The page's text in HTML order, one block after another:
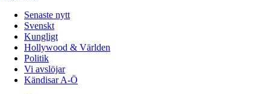
Senaste nytt
Svenskt
Kungligt
Hollywood & Världen
Politik
Vi avslöjar
Kändisar A-Ö